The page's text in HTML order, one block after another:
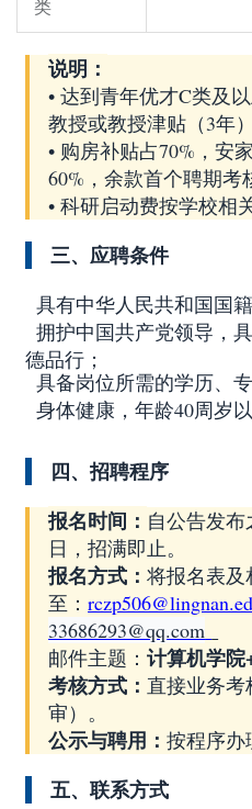
类
说明：
• 达到青年优才C类及
教授或教授津贴（3年
• 购房补贴占70%，安
60%，余款首个聘期考
• 科研启动费按学校相
三、应聘条件
具有中华人民共和国国
拥护中国共产党领导，
德品行；
具备岗位所需的学历、
身体健康，年龄40周岁以
四、招聘程序
报名时间： 自公告发
日，招满即止。
报名方式：将报名表及
至：
33686293@qq.com
邮件主题：计算机学院
考核方式： 直接业务
审）。
公示与聘用：按程序办
五、联系方式